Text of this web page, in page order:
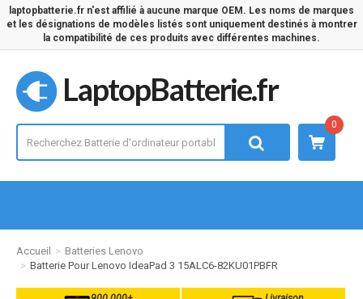
laptopbatterie.fr n'est affilié à aucune marque OEM. Les noms de marques
et les désignations de modèles listés sont uniquement destinés à montrer
la compatibilité de ces produits avec différentes machines.
LaptopBatterie.fr
0
Accueil
Batteries Lenovo
Batterie Pour Lenovo IdeaPad 3 15ALC6-82KU01PBFR